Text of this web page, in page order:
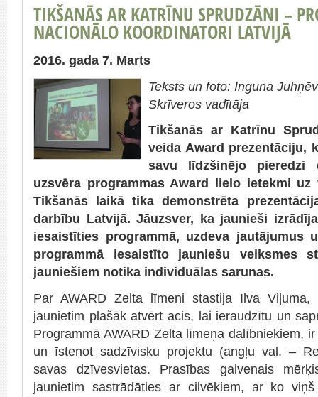
TIKŠANĀS AR KATRĪNU SPRUDZĀNI –
NACIONĀLO KOORDINATORI LATVIJĀ
2016. gada 7. Marts
Teksts un foto: Inguna
Skrīveros vadītāja
Tikšanās ar Katrīnu
veida Award prezentāciju,
savu līdzšinējo pieredzi
uzsvēra programmas Award lielo ietekmi
Tikšanās laikā tika demonstrēta
darbību Latvijā. Jāuzsver, ka jaunieši
iesaistīties programmā, uzdeva jautājumus
programmā iesaistīto jauniešu veiksmes
jauniešiem notika individuālas sarunas.
Par AWARD Zelta līmeni stastija Ilva
jaunietim plašāk atvērt acis, lai ieraudzītu un
Programmā AWARD Zelta līmeņa dalībniekiem,
un īstenot sadzīvisku projektu (angļu val. –
savas dzīvesvietas. Prasības galvenais
jaunietim sastrādāties ar cilvēkiem, ar ko